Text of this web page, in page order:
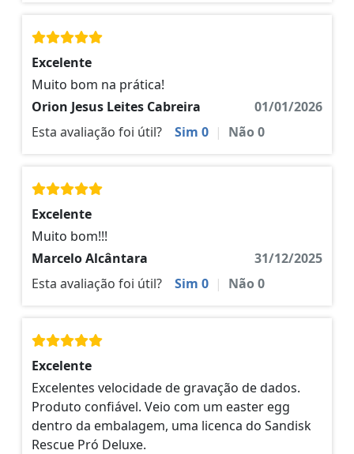
Excelente
Muito bom na prática!
Orion Jesus Leites Cabreira
01/01/2026
Esta avaliação foi útil?
Sim 0 | Não0
Excelente
Muito bom!!!
Marcelo Alcântara
31/12/2025
Esta avaliação foi útil?
Sim 0 | Não0
Excelente
Excelentes velocidade de gravação de dados.
Produto confiável. Veio com um easter egg
dentro da embalagem, uma licenca do Sandisk
Rescue Pró Deluxe.